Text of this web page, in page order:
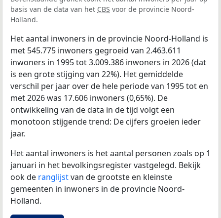
basis van de data van het CBS voor de provincie Noord-
Holland.
Het aantal inwoners in de provincie Noord-Holland is
met 545.775 inwoners gegroeid van 2.463.611
inwoners in 1995 tot 3.009.386 inwoners in 2026 (dat
is een grote stijging van 22%). Het gemiddelde
verschil per jaar over de hele periode van 1995 tot en
met 2026 was 17.606 inwoners (0,65%). De
ontwikkeling van de data in de tijd volgt een
monotoon stijgende trend: De cijfers groeien ieder
jaar.
Het aantal inwoners is het aantal personen zoals op 1
januari in het bevolkingsregister vastgelegd. Bekijk
ook de ranglijstvan de grootste en kleinste
gemeenten in inwoners in de provincie Noord-
Holland.